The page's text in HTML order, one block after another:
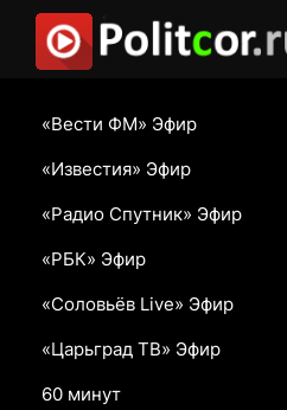
«Вести ФМ» Эфир
«Известия» Эфир
«Радио Спутник» Эфир
«РБК» Эфир
«Соловьёв Live» Эфир
«Царьград ТВ» Эфир
60 минут